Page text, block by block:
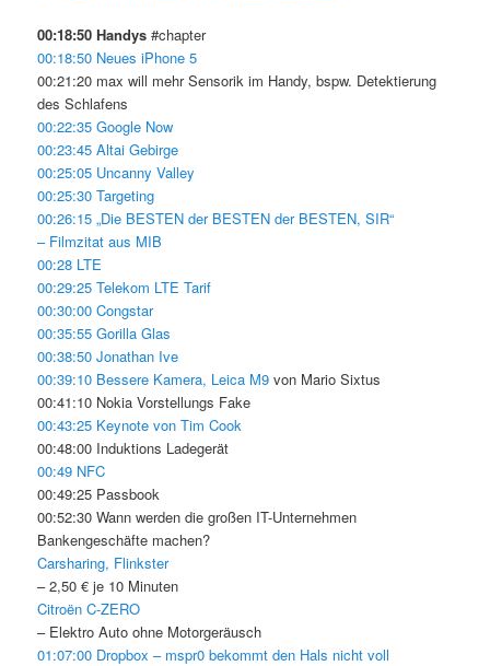
00:18:50 Handys #chapter
00:18:50 Neues iPhone 5
00:21:20 max will mehr Sensorik im Handy, bspw. Detektierung
des Schlafens
00:22:35 Google Now
00:23:45 Altai Gebirge
00:25:05 Uncanny Valley
00:25:30 Targeting
00:26:15 „Die BESTEN der BESTEN der BESTEN, SIR“
– Filmzitat aus MIB
00:28 LTE
00:29:25 Telekom LTE Tarif
00:30:00 Congstar
00:35:55 Gorilla Glas
00:38:50 Jonathan Ive
00:39:10 Bessere Kamera, Leica M9von Mario Sixtus
00:41:10 Nokia Vorstellungs Fake
00:43:25 Keynote von Tim Cook
00:48:00 Induktions Ladegerät
00:49 NFC
00:49:25 Passbook
00:52:30 Wann werden die großen IT-Unternehmen
Bankengeschäfte machen?
Carsharing, Flinkster
– 2,50 € je 10 Minuten
Citroën C-ZERO
– Elektro Auto ohne Motorgeräusch
01:07:00 Dropbox – mspr0 bekommt den Hals nicht voll